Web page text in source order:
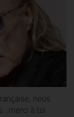
nous
à toi